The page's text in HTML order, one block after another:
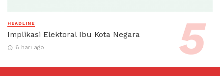
HEADLINE
Implikasi Elektoral Ibu Kota Negara
6 hari ago